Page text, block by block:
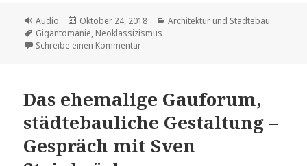
Format
Audio
Veröffentlicht
am
Oktober 24, 2018 Kategorien
Architektur und Städtebau
Schlagwörter
Gigantomanie, Neoklassizismus
Schreibe einen Kommentarzu Das ehemalige Gauforum in seinen
Das ehemalige Gauforum,
städtebauliche Gestaltung –
Gespräch mit Sven